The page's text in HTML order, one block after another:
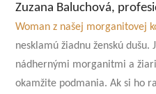
Zuzana Baluchová,
Woman z našej morganitovej
nesklamú žiadnu ženskú
nádhernými morganitmi a
okamžite podmania. Ak si ho